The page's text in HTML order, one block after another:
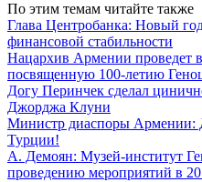
По этим темам читайте также
Глава Центробанка: Новый
финансовой стабильности
Нацархив Армении проведет
посвященную 100-летию
Догу Перинчек сделал
Джорджа Клуни
Министр диаспоры Армении:
Турции!
А. Демоян: Музей-институт
проведению мероприятий в